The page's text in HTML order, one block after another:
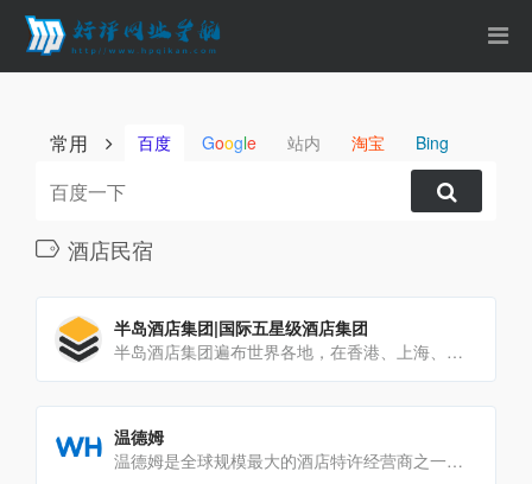
常用 百度 Google 站内 淘宝 Bing
酒店民宿
半岛酒店集团|国际五星级酒店集团
半岛酒店集团遍布世界各地，在香港、上海、北京、东京、纽约、芝加哥、比华利山、曼谷、马尼拉及巴黎均有半岛酒店，是[…]
‌温德姆‌
‌温德姆‌是全球规模最大的酒店特许经营商之一，旗下拥有‌25个品牌‌、‌9100多家酒店‌，业务遍及全球约[…]